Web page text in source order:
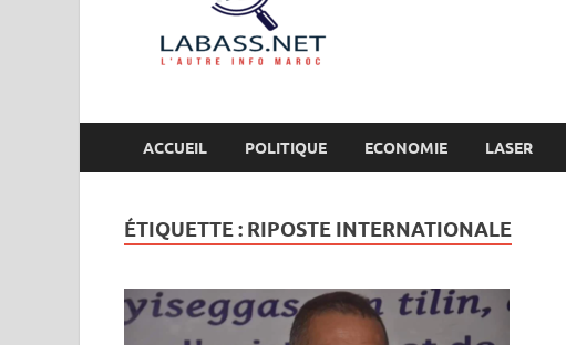
ACCUEIL POLITIQUE ECONOMIE LASER
ÉTIQUETTE : RIPOSTE INTERNATIONALE